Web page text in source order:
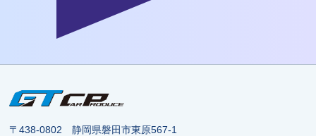
〒438-0802 静岡県磐田市東原567-1